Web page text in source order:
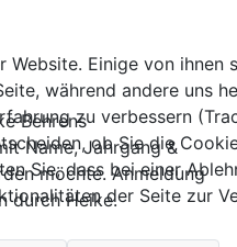
Behrens
Name, Jahrgang &
möchte. Anmeldung
durch Heike.
Website. Einige von ihnen
während andere uns
zu verbessern
ob Sie die
Sie, dass bei einer
der Seite zur